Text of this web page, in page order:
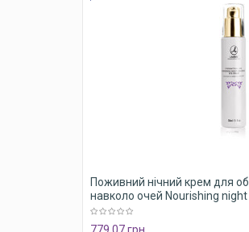
Поживний нічний крем для
навколо очей Nourishing